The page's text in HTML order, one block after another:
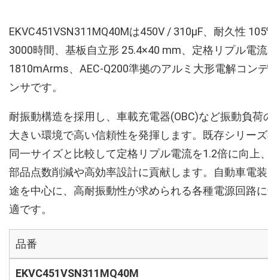
EKVC451VSN311MQ40Mは450V / 310µF、耐久性
3000時間、基板自立形 25.4×40 mm、定格リプル電流
1810mArms、AEC-Q200準拠のアルミ大形電解コンデ
ンサです。
耐振動構造を採用し、車載充電器(OBC)など振動負荷
大きい環境で高い信頼性を発揮します。既存シリー
同一サイズと比較して定格リプル電流を1.2倍に向上
部品点数削減や高効率設計に貢献します。自動車電
途を中心に、高耐振動性が求められる各種電源回路
適です。
品番
EKVC451VSN311MQ40M